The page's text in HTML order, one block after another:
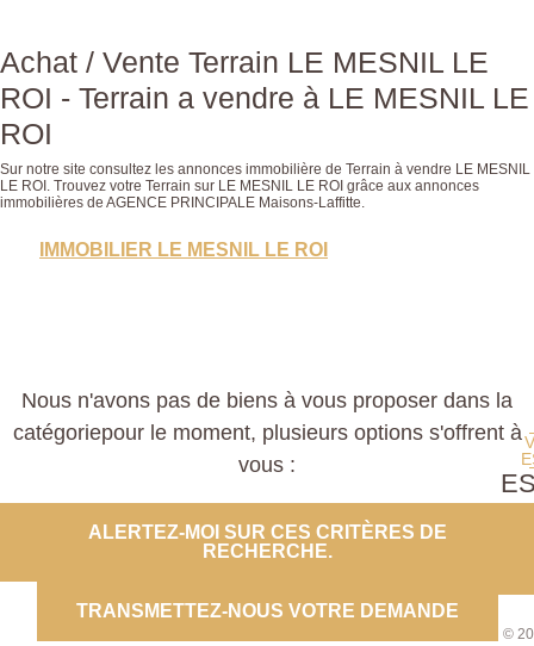
Achat / Vente Terrain LE MESNIL LE
ROI - Terrain a vendre à LE MESNIL LE
ROI
Sur notre site consultez les annonces immobilière de Terrain à vendre LE MESNIL
LE ROI. Trouvez votre Terrain sur LE MESNIL LE ROI grâce aux annonces
immobilières de AGENCE PRINCIPALE Maisons-Laffitte.
IMMOBILIER LE MESNIL LE ROI
Nous n'avons pas de biens à vous proposer dans la
catégoriepour le moment, plusieurs options s'offrent à
vous :
ALERTEZ-MOI SUR CES CRITÈRES DE
RECHERCHE.
TRANSMETTEZ-NOUS VOTRE DEMANDE
©